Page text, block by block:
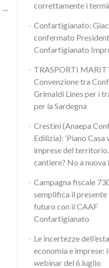
→
correttamente i
Confartigianato:
confermato
Confartigianato
TRASPORTI
Convenzione tra
Grimaldi Lines per i
per la Sardegna
Crestini (Anaepa
Edilizia): ‘Piano
imprese del
cantiere? No a nuova
Campagna fiscale
semplifica il presente
futuro con il CAAF
Confartigianato
Le incertezze
economia e imprese:
webinar del 6 luglio